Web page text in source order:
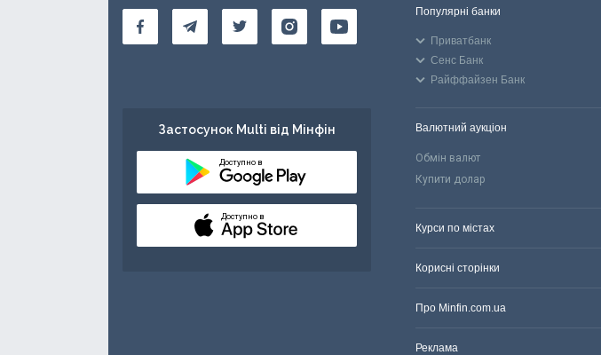
Застосунок Multi від Мінфін
Доступно в
Доступно в
Популярні банки
Приватбанк
Сенс Банк
Райффайзен Банк
Валютний аукціон
Обмін валют
Купити долар
Курси по містах
Корисні сторінки
Про Minfin.com.ua
Реклама